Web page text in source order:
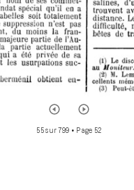
55 sur 799 • Page 52